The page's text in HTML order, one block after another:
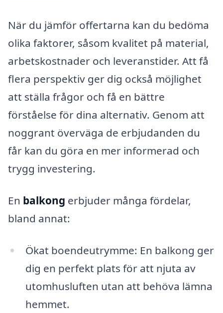
När du jämför offertarna kan du bedöma
olika faktorer, såsom kvalitet på material,
arbetskostnader och leveranstider. Att få
flera perspektiv ger dig också möjlighet
att ställa frågor och få en bättre
förståelse för dina alternativ. Genom att
noggrant överväga de erbjudanden du
får kan du göra en mer informerad och
trygg investering.
En balkong erbjuder många fördelar,
bland annat:
Ökat boendeutrymme: En balkong ger
dig en perfekt plats för att njuta av
utomhusluften utan att behöva lämna
hemmet.